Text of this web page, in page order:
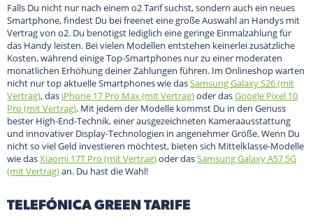
Falls Du nicht nur nach einem o2 Tarif suchst, sondern auch ein neues
Smartphone, findest Du bei freenet eine große Auswahl an Handys mit
Vertrag von o2. Du benötigst lediglich eine geringe Einmalzahlung für
das Handy leisten. Bei vielen Modellen entstehen keinerlei zusätzliche
Kosten, während einige Top-Smartphones nur zu einer moderaten
monatlichen Erhöhung deiner Zahlungen führen. Im Onlineshop warten
nicht nur top aktuelle Smartphones wie dasSamsung Galaxy S26 (mit
Vertrag), das iPhone 17 Pro Max (mit Vertrag)oder dasGoogle Pixel 10
Pro (mit Vertrag). Mit jedem der Modelle kommst Du in den Genuss
bester High-End-Technik, einer ausgezeichneten Kameraausstattung
und innovativer Display-Technologien in angenehmer Größe. Wenn Du
nicht so viel Geld investieren möchtest, bieten sich Mittelklasse-Modelle
wie dasXiaomi 17T Pro (mit Vertrag)oder dasSamsung Galaxy A57 5G
(mit Vertrag)an. Du hast die Wahl!
TELEFÓNICA GREEN TARIFE